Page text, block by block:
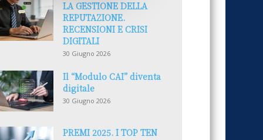
LA GESTIONE DELLA
REPUTAZIONE.
RECENSIONI E CRISI
DIGITALI
30 Giugno 2026
Il “Modulo CAI” diventa
digitale
30 Giugno 2026
PREMI 2025. I TOP TEN